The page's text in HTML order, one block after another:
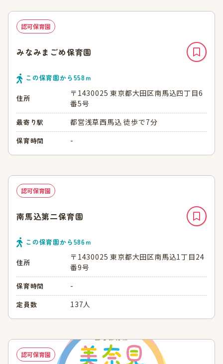
認可保育園
みなみまごめ保育園
この保育園から558ｍ
住所
〒1430025 東京都大田区南馬込四丁目6
番5号
最寄り駅 都営浅草西馬込 徒歩で7分
保育時間 -
認可保育園
南馬込第二保育園
この保育園から586ｍ
住所
〒1430025 東京都大田区南馬込1丁目24
番9号
保育時間 -
定員数 137人
認可保育園